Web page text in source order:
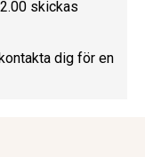
skickas
dig för en